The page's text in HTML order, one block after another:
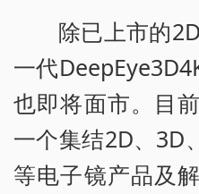
除已上市的
一代
也即将面市。目
一个集结2D、3D
等电子镜产品及